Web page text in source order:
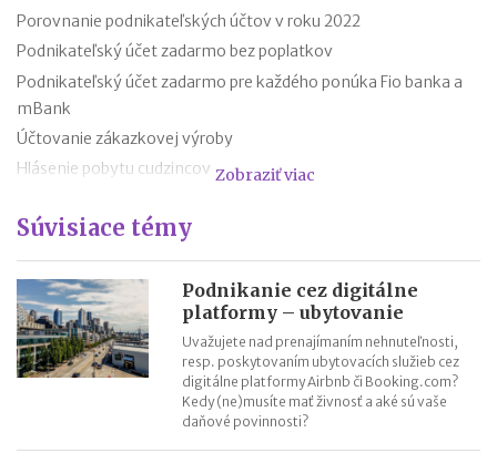
Porovnanie podnikateľských účtov v roku 2022
Podnikateľský účet zadarmo bez poplatkov
Podnikateľský účet zadarmo pre každého ponúka Fio banka a
mBank
Účtovanie zákazkovej výroby
Hlásenie pobytu cudzincov
Cestovné náhrady pri elektromobiloch
Odpisovanie elektromobilov a elektrobicyklov
Kontroly v oblasti registratúry
Registratúrny plán a registratúrny poriadok
Zobraziť viac
Súvisiace témy
Podnikanie cez digitálne
platformy – ubytovanie
Uvažujete nad prenajímaním nehnuteľnosti,
resp. poskytovaním ubytovacích služieb cez
digitálne platformy Airbnb či Booking.com?
Kedy (ne)musíte mať živnosť a aké sú vaše
daňové povinnosti?